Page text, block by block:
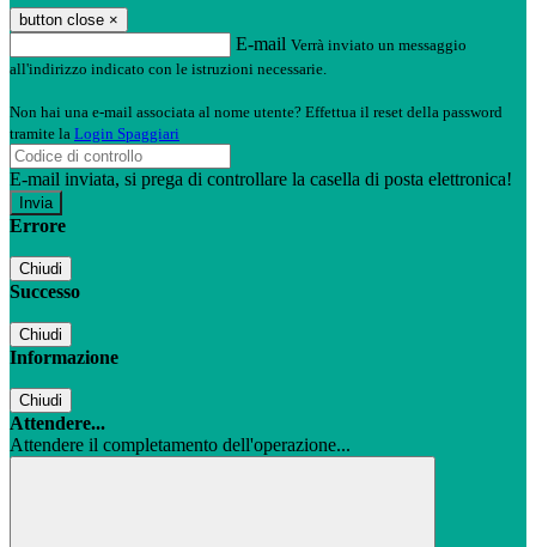
button close ×
E-mail Verrà inviato un messaggio
all'indirizzo indicato con le istruzioni necessarie.
Non hai una e-mail associata al nome utente? Effettua il reset della password
tramite la Login Spaggiari
E-mail inviata, si prega di controllare la casella di posta elettronica!
Errore
Chiudi
Successo
Chiudi
Informazione
Chiudi
Attendere...
Attendere il completamento dell'operazione...